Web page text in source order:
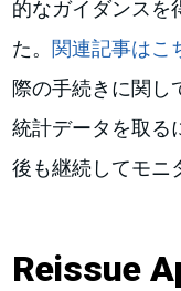
的なガイダンスを
た。 関連記事はこ
際の手続きに関し
統計データを取る
後も継続してモニ
Reissue